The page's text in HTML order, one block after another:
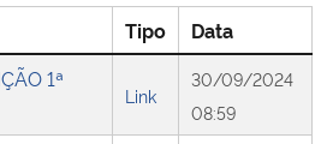
Tipo
Data
1ª
Link
30/09/2024
08:59